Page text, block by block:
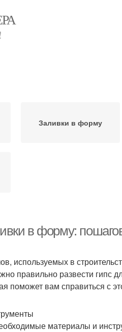
Заливки в форму
в форму:
используемых в
правильно развести гипс
поможет вам справиться с
материалы и